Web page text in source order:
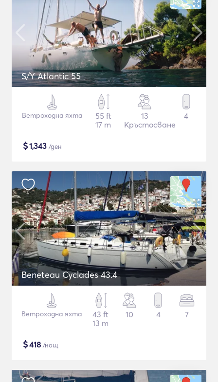
S/Y Atlantic 55
Ветроходна яхта
55 ft
17 m
13
Кръстосване
4
$1,343 /ден
Beneteau Cyclades 43.4
Ветроходна яхта
43 ft
13 m
10 4 7
$418 /нощ